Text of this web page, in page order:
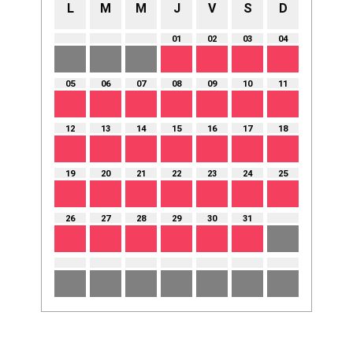
L M M J V S D
01 02 03 04
05 06 07 08 09 10 11
12 13 14 15 16 17 18
19 20 21 22 23 24 25
26 27 28 29 30 31